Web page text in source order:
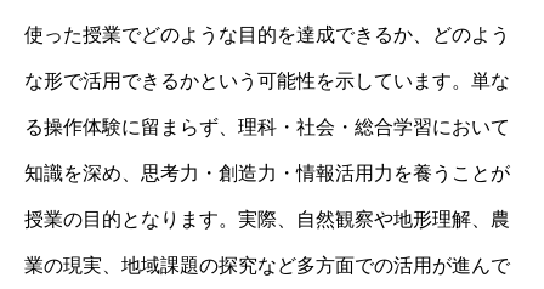
使った授業でどのような目的を達成できるか、どのよう
な形で活用できるかという可能性を示しています。単な
る操作体験に留まらず、理科・社会・総合学習において
知識を深め、思考力・創造力・情報活用力を養うことが
授業の目的となります。実際、自然観察や地形理解、農
業の現実、地域課題の探究など多方面での活用が進んで